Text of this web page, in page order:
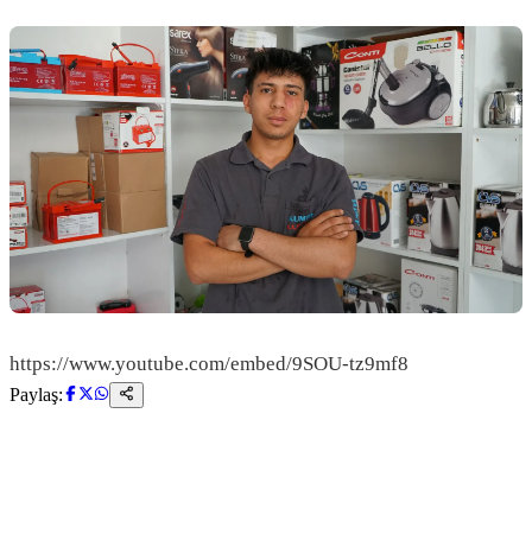
https://www.youtube.com/embed/9SOU-tz9mf8
Paylaş: